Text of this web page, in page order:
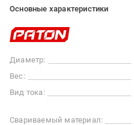
Основные характеристики
Диаметр:
Вес:
Вид тока:
Свариваемый материал: